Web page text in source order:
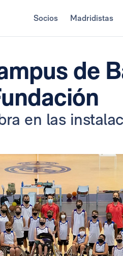
Socios Madridistas
de
en las